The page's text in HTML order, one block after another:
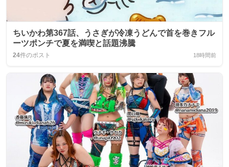
ちいかわ第367話、うさぎが冷凍うどんで首を巻きフル
ーツポンチで夏を満喫と話題沸騰
24件のポスト 18時間前